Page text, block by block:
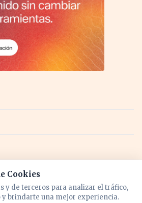
Cookies
y de terceros para analizar el tráfico,
brindarte una mejor experiencia.